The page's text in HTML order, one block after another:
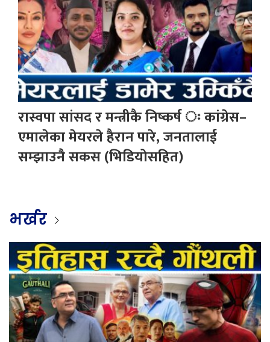
रास्वपा सांसद र मन्त्रीकै निष्कर्ष ः कांग्रेस–
एमालेका मेयरले हैरान पारे, जनतालाई
सम्झाउनै सकस (भिडियोसहित)
भर्खर